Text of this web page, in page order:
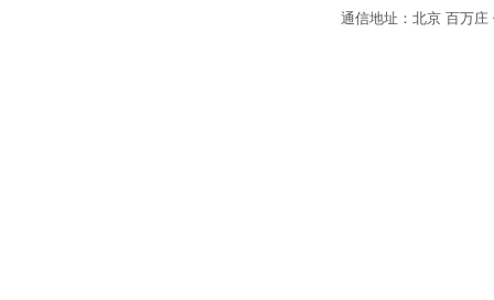
通信地址：北京 百万